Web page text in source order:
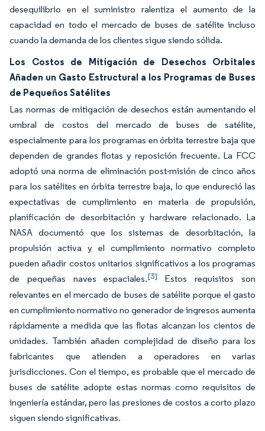
desequilibrio en el suministro ralentiza el aumento de la
capacidad en todo el mercado de buses de satélite incluso
cuando la demanda de los clientes sigue siendo sólida.
Los Costos de Mitigación de Desechos Orbitales
Añaden un Gasto Estructural a los Programas de Buses
de Pequeños Satélites
Las normas de mitigación de desechos están aumentando el
umbral de costos del mercado de buses de satélite,
especialmente para los programas en órbita terrestre baja que
dependen de grandes flotas y reposición frecuente. La FCC
adoptó una norma de eliminación post-misión de cinco años
para los satélites en órbita terrestre baja, lo que endureció las
expectativas de cumplimiento en materia de propulsión,
planificación de desorbitación y hardware relacionado. La
NASA documentó que los sistemas de desorbitación, la
propulsión activa y el cumplimiento normativo completo
pueden añadir costos unitarios significativos a los programas
de pequeñas naves espaciales.[3] Estos requisitos son
relevantes en el mercado de buses de satélite porque el gasto
en cumplimiento normativo no generador de ingresos aumenta
rápidamente a medida que las flotas alcanzan los cientos de
unidades. También añaden complejidad de diseño para los
fabricantes que atienden a operadores en varias
jurisdicciones. Con el tiempo, es probable que el mercado de
buses de satélite adopte estas normas como requisitos de
ingeniería estándar, pero las presiones de costos a corto plazo
siguen siendo significativas.